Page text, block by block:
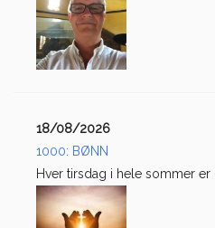
18/08/2026
1000: BØNN
Hver tirsdag i hele sommer er